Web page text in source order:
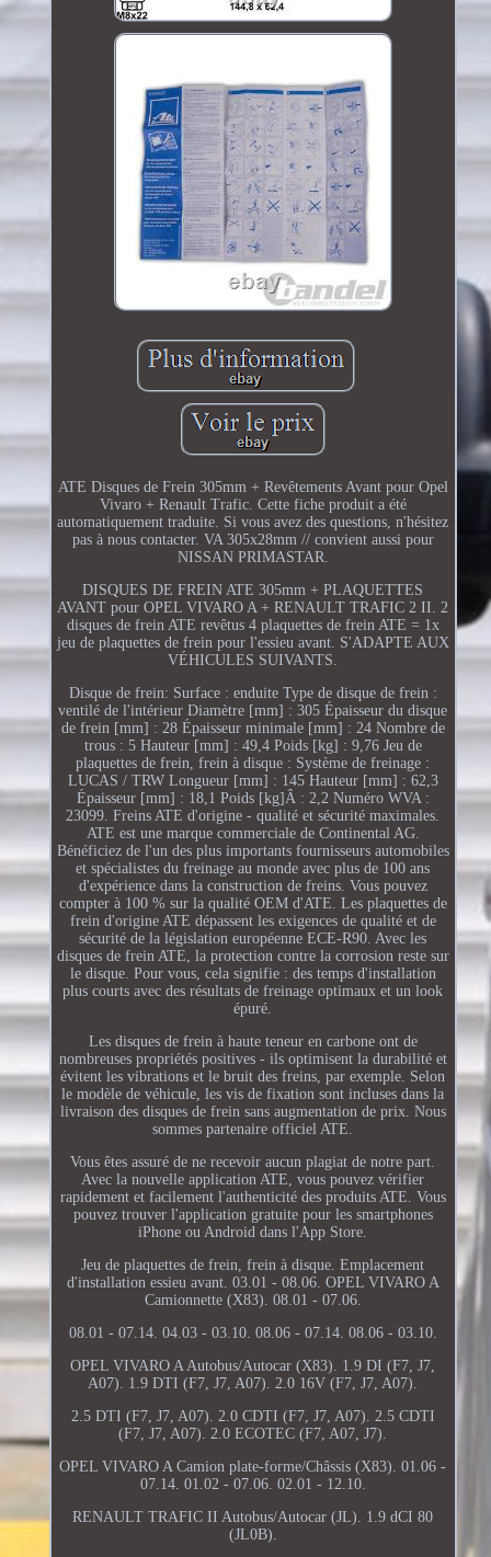
ATE Disques de Frein 305mm + Revêtements Avant pour Opel
Vivaro + Renault Trafic. Cette fiche produit a été
automatiquement traduite. Si vous avez des questions, n'hésitez
pas à nous contacter. VA 305x28mm // convient aussi pour
NISSAN PRIMASTAR.
DISQUES DE FREIN ATE 305mm + PLAQUETTES
AVANT pour OPEL VIVARO A + RENAULT TRAFIC 2 II. 2
disques de frein ATE revêtus 4 plaquettes de frein ATE = 1x
jeu de plaquettes de frein pour l'essieu avant. S'ADAPTE AUX
VÉHICULES SUIVANTS.
Disque de frein: Surface : enduite Type de disque de frein :
ventilé de l'intérieur Diamètre [mm] : 305 Épaisseur du disque
de frein [mm] : 28 Épaisseur minimale [mm] : 24 Nombre de
trous : 5 Hauteur [mm] : 49,4 Poids [kg] : 9,76 Jeu de
plaquettes de frein, frein à disque : Système de freinage :
LUCAS / TRW Longueur [mm] : 145 Hauteur [mm] : 62,3
Épaisseur [mm] : 18,1 Poids [kg]Â : 2,2 Numéro WVA :
23099. Freins ATE d'origine - qualité et sécurité maximales.
ATE est une marque commerciale de Continental AG.
Bénéficiez de l'un des plus importants fournisseurs automobiles
et spécialistes du freinage au monde avec plus de 100 ans
d'expérience dans la construction de freins. Vous pouvez
compter à 100 % sur la qualité OEM d'ATE. Les plaquettes de
frein d'origine ATE dépassent les exigences de qualité et de
sécurité de la législation européenne ECE-R90. Avec les
disques de frein ATE, la protection contre la corrosion reste sur
le disque. Pour vous, cela signifie : des temps d'installation
plus courts avec des résultats de freinage optimaux et un look
épuré.
Les disques de frein à haute teneur en carbone ont de
nombreuses propriétés positives - ils optimisent la durabilité et
évitent les vibrations et le bruit des freins, par exemple. Selon
le modèle de véhicule, les vis de fixation sont incluses dans la
livraison des disques de frein sans augmentation de prix. Nous
sommes partenaire officiel ATE.
Vous êtes assuré de ne recevoir aucun plagiat de notre part.
Avec la nouvelle application ATE, vous pouvez vérifier
rapidement et facilement l'authenticité des produits ATE. Vous
pouvez trouver l'application gratuite pour les smartphones
iPhone ou Android dans l'App Store.
Jeu de plaquettes de frein, frein à disque. Emplacement
d'installation essieu avant. 03.01 - 08.06. OPEL VIVARO A
Camionnette (X83). 08.01 - 07.06.
08.01 - 07.14. 04.03 - 03.10. 08.06 - 07.14. 08.06 - 03.10.
OPEL VIVARO A Autobus/Autocar (X83). 1.9 DI (F7, J7,
A07). 1.9 DTI (F7, J7, A07). 2.0 16V (F7, J7, A07).
2.5 DTI (F7, J7, A07). 2.0 CDTI (F7, J7, A07). 2.5 CDTI
(F7, J7, A07). 2.0 ECOTEC (F7, A07, J7).
OPEL VIVARO A Camion plate-forme/Châssis (X83). 01.06 -
07.14. 01.02 - 07.06. 02.01 - 12.10.
RENAULT TRAFIC II Autobus/Autocar (JL). 1.9 dCI 80
(JL0B).